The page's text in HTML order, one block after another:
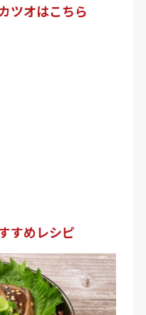
ツオはこちら
すめレシピ